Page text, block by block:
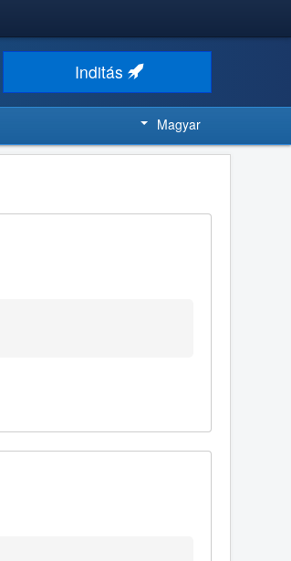
Inditás
Magyar